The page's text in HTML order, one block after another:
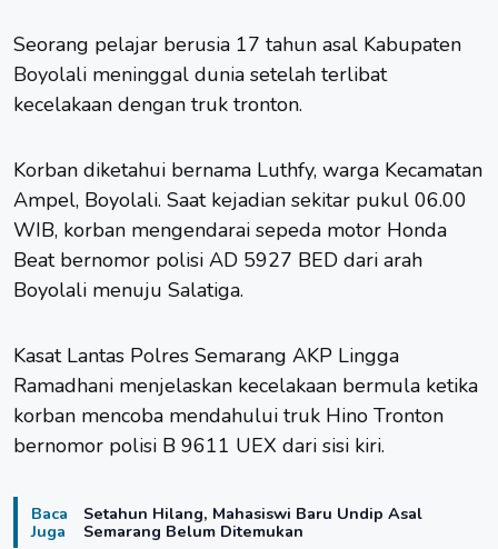
Seorang pelajar berusia 17 tahun asal Kabupaten
Boyolali meninggal dunia setelah terlibat
kecelakaan dengan truk tronton.
Korban diketahui bernama Luthfy, warga Kecamatan
Ampel, Boyolali. Saat kejadian sekitar pukul 06.00
WIB, korban mengendarai sepeda motor Honda
Beat bernomor polisi AD 5927 BED dari arah
Boyolali menuju Salatiga.
Kasat Lantas Polres Semarang AKP Lingga
Ramadhani menjelaskan kecelakaan bermula ketika
korban mencoba mendahului truk Hino Tronton
bernomor polisi B 9611 UEX dari sisi kiri.
Baca
Juga
Setahun Hilang, Mahasiswi Baru Undip Asal
Semarang Belum Ditemukan